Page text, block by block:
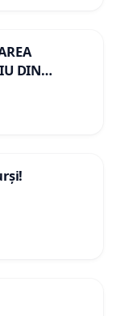
DIN